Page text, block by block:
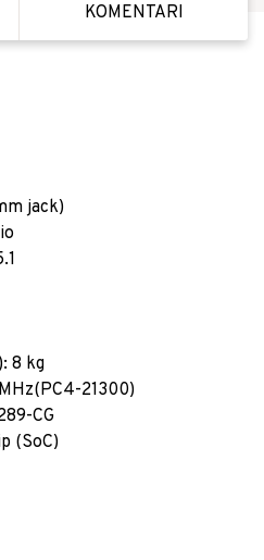
KOMENTARI
jack)
8 kg
21300)
CG
(SoC)